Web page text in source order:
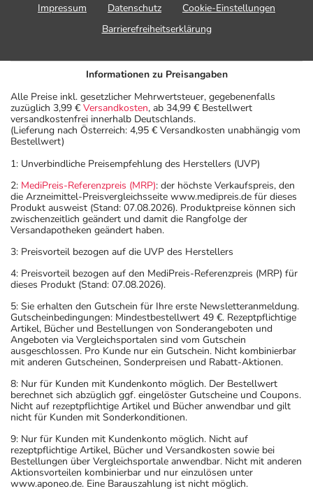
Impressum
Datenschutz
Cookie-Einstellungen
Barrierefreiheitserklärung
Informationen zu Preisangaben
Alle Preise inkl. gesetzlicher Mehrwertsteuer, gegebenenfalls
zuzüglich 3,99 € Versandkosten, ab 34,99 € Bestellwert
versandkostenfrei innerhalb Deutschlands.
(Lieferung nach Österreich: 4,95 € Versandkosten unabhängig vom
Bestellwert)
1: Unverbindliche Preisempfehlung des Herstellers (UVP)
2: MediPreis-Referenzpreis (MRP): der höchste Verkaufspreis, den
die Arzneimittel-Preisvergleichsseite www.medipreis.de für dieses
Produkt ausweist (Stand: 07.08.2026). Produktpreise können sich
zwischenzeitlich geändert und damit die Rangfolge der
Versandapotheken geändert haben.
3: Preisvorteil bezogen auf die UVP des Herstellers
4: Preisvorteil bezogen auf den MediPreis-Referenzpreis (MRP) für
dieses Produkt (Stand: 07.08.2026).
5: Sie erhalten den Gutschein für Ihre erste Newsletteranmeldung.
Gutscheinbedingungen: Mindestbestellwert 49 €. Rezeptpflichtige
Artikel, Bücher und Bestellungen von Sonderangeboten und
Angeboten via Vergleichsportalen sind vom Gutschein
ausgeschlossen. Pro Kunde nur ein Gutschein. Nicht kombinierbar
mit anderen Gutscheinen, Sonderpreisen und Rabatt-Aktionen.
8: Nur für Kunden mit Kundenkonto möglich. Der Bestellwert
berechnet sich abzüglich ggf. eingelöster Gutscheine und Coupons.
Nicht auf rezeptpflichtige Artikel und Bücher anwendbar und gilt
nicht für Kunden mit Sonderkonditionen.
9: Nur für Kunden mit Kundenkonto möglich. Nicht auf
rezeptpflichtige Artikel, Bücher und Versandkosten sowie bei
Bestellungen über Vergleichsportale anwendbar. Nicht mit anderen
Aktionsvorteilen kombinierbar und nur einzulösen unter
www.aponeo.de. Eine Barauszahlung ist nicht möglich.